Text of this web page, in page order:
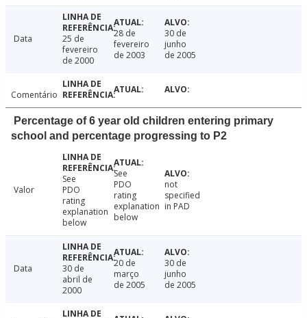
Data
25 de
fevereiro
de 2000
28 de
fevereiro
de 2003
30 de
junho
de 2005
Comentário
Percentage of 6 year old children entering primary
school and percentage progressing to P2
Valor
See
PDO
rating
explanation
below
See
PDO
rating
explanation
below
not
specified
in PAD
Data
30 de
abril de
2000
20 de
março
de 2005
30 de
junho
de 2005